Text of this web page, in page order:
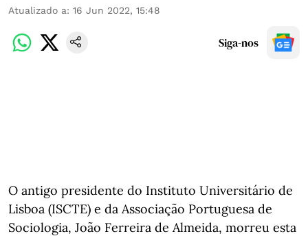
Atualizado a: 16 Jun 2022, 15:48
Siga-nos
O antigo presidente do Instituto Universitário de
Lisboa (ISCTE) e da Associação Portuguesa de
Sociologia, João Ferreira de Almeida, morreu esta